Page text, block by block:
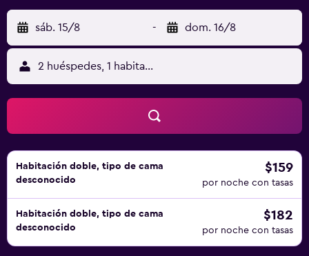
sáb. 15/8 - dom. 16/8
2 huéspedes, 1 habitación
Habitación doble, tipo de cama
desconocido
$159
por noche con tasas
Habitación doble, tipo de cama
desconocido
$182
por noche con tasas